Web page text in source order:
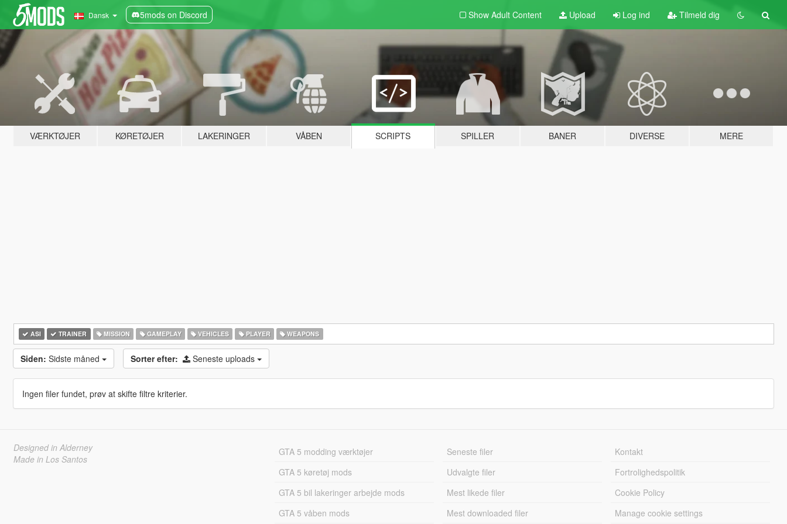
Dansk 5mods on Discord Show Adult Content Upload Log ind Tilmeld dig
VÆRKTØJER KØRETØJER LAKERINGER VÅBEN SCRIPTS SPILLER BANER DIVERSE MERE
ASI TRAINER MISSION GAMEPLAY VEHICLES PLAYER WEAPONS
Siden: Sidste måned Sorter efter: Seneste uploads
Ingen filer fundet, prøv at skifte filtre kriterier.
Designed in Alderney
Made in Los Santos
GTA 5 modding værktøjer
GTA 5 køretøj mods
GTA 5 bil lakeringer arbejde mods
GTA 5 våben mods
Seneste filer
Udvalgte filer
Mest likede filer
Mest downloaded filer
Kontakt
Fortrolighedspolitik
Cookie Policy
Manage cookie settings